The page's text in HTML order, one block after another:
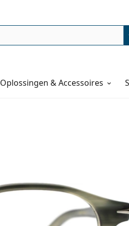
Oplossingen & Accessoires